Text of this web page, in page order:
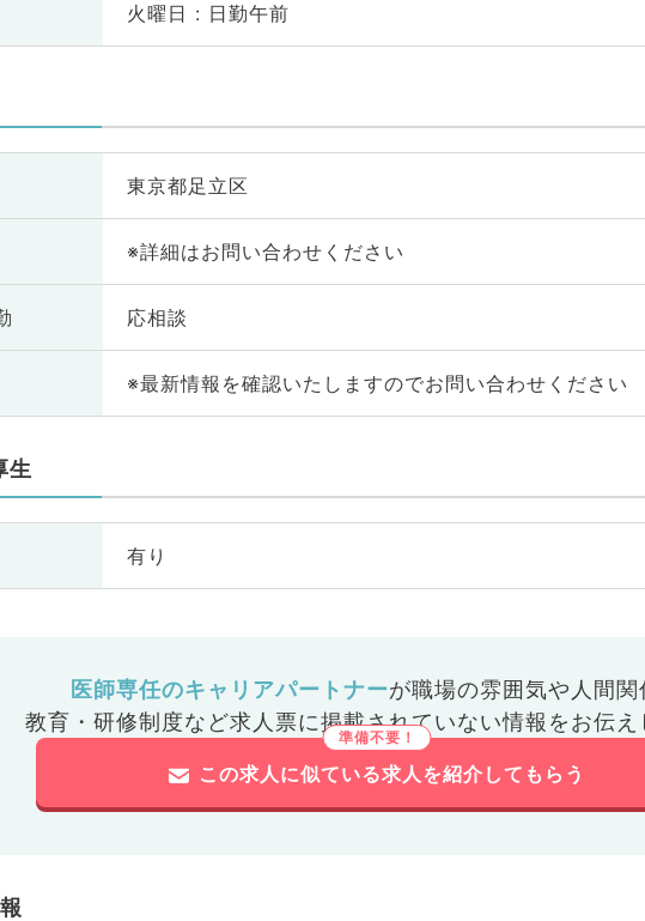
火曜日 : 日勤午前
東京都足立区
※詳細はお問い合わせください
応相談
※最新情報を確認いたしますのでお問い合わせください
生
有り
医師専任のキャリアパートナーが職場の雰囲気や人間関
教育・研修制度など求人票に掲載されていない情報をお伝え
この求人に似ている求人を紹介してもらう